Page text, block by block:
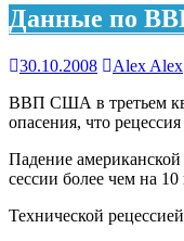
Данные по
30.10.2008
Alex Alex
ВВП США в третьем
опасения, что
Падение
сессии более чем на
Технической